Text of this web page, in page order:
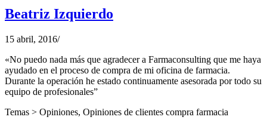
Beatriz Izquierdo
15 abril, 2016/
«No puedo nada más que agradecer a Farmaconsulting que me haya
ayudado en el proceso de compra de mi oficina de farmacia.
Durante la operación he estado continuamente asesorada por todo su
equipo de profesionales”
Temas > Opiniones, Opiniones de clientes compra farmacia